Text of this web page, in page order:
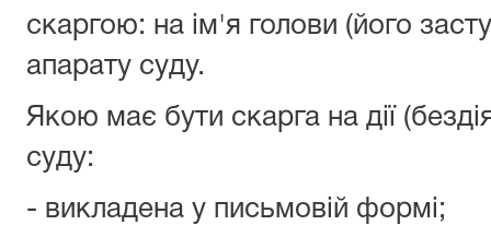
скаргою: на ім'я голови (його
апарату суду.
Якою має бути скарга на дії
суду:
- викладена у письмовій формі;